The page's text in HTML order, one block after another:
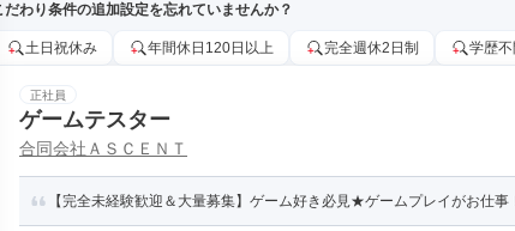
だわり条件の追加設定を忘れていませんか？
土日祝休み 年間休日120日以上 完全週休2日制 学歴不
正社員
ゲームテスター
合同会社ＡＳＣＥＮＴ
【完全未経験歓迎＆大量募集】ゲーム好き必見★ゲームプレイがお仕事